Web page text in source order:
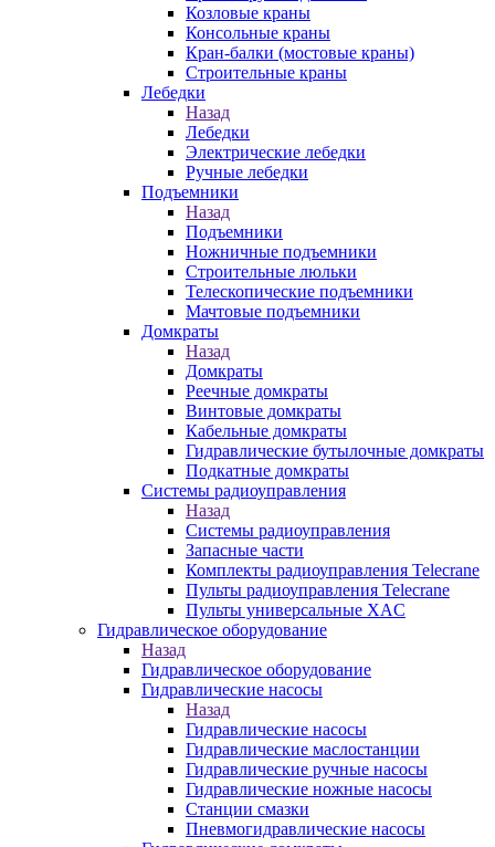
Козловые краны
Консольные краны
Кран-балки (мостовые краны)
Строительные краны
Лебедки
Назад
Лебедки
Электрические лебедки
Ручные лебедки
Подъемники
Назад
Подъемники
Ножничные подъемники
Строительные люльки
Телескопические подъемники
Мачтовые подъемники
Домкраты
Назад
Домкраты
Реечные домкраты
Винтовые домкраты
Кабельные домкраты
Гидравлические бутылочные домкраты
Подкатные домкраты
Системы радиоуправления
Назад
Системы радиоуправления
Запасные части
Комплекты радиоуправления Telecrane
Пульты радиоуправления Telecrane
Пульты универсальные XAC
Гидравлическое оборудование
Назад
Гидравлическое оборудование
Гидравлические насосы
Назад
Гидравлические насосы
Гидравлические маслостанции
Гидравлические ручные насосы
Гидравлические ножные насосы
Станции смазки
Пневмогидравлические насосы